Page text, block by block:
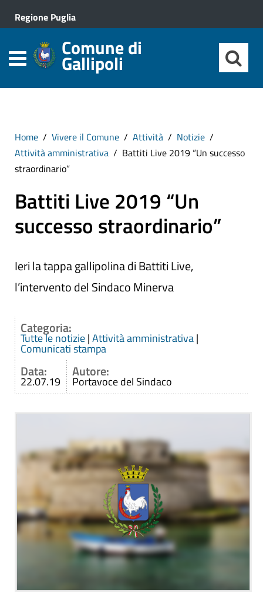
Regione Puglia
Comune di
Gallipoli
Home Vivere il Comune Attività
Notizie
Attività amministrativa
Battiti Live 2019 “Un successo
straordinario”
Battiti Live 2019 “Un
successo straordinario”
Ieri la tappa gallipolina di Battiti Live,
l’intervento del Sindaco Minerva
Categoria:
Tutte le notizie|Attività amministrativa|
Comunicati stampa
Data:
22.07.19
Autore:
Portavoce del Sindaco